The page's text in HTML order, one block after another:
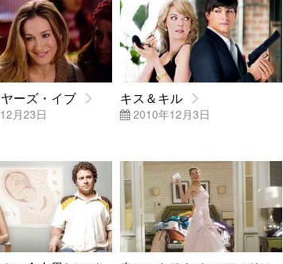
ーズ・イブ
月23日
キス＆キル
2010年12月3日